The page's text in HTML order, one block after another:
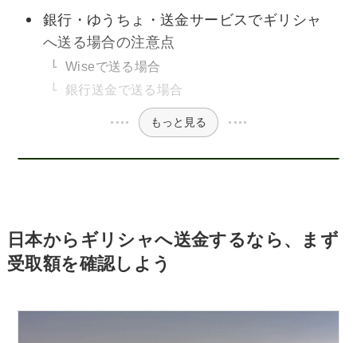
銀行・ゆうちょ・送金サービスでギリシャ
へ送る場合の注意点
Wiseで送る場合
銀行送金で送る場合
もっと見る
日本からギリシャへ送金するなら、まず
受取額を確認しよう